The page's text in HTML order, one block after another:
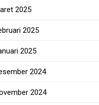
Sukabumi
Air Irigasi bagi
2025
2025
2025
2024
2024